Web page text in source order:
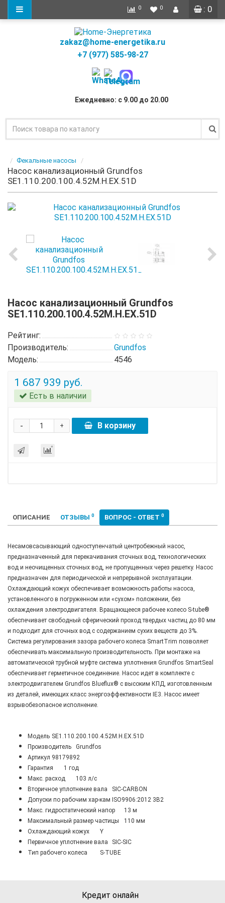
: 0
0 0
zakaz@home-energetika.ru
+7 (977) 585-98-27
Ежедневно: с 9.00 до 20.00
Фекальные насосы
Насос канализационный Grundfos
SE1.110.200.100.4.52M.H.EX.51D
Насос канализационный Grundfos
SE1.110.200.100.4.52M.H.EX.51D
Рейтинг:
Производитель:
Grundfos
Модель:
4546
1 687 939 руб.
Есть в наличии
+
- В корзину
ОПИСАНИЕ ОТЗЫВЫ 0 ВОПРОС - ОТВЕТ 0
Несамовсасывающий одноступенчатый центробежный насос,
предназначенный для перекачивания сточных вод, технологических
вод и неочищенных сточных вод, не пропущенных через решетку. Насос
предназначен для периодической и непрерывной эксплуатации.
Охлаждающий кожух обеспечивает возможность работы насоса,
установленного в погруженном или «сухом» положении, без
охлаждения электродвигателя. Вращающееся рабочее колесо S-tube®
обеспечивает свободный сферический проход твердых частиц до 80 мм
и подходит для сточных вод с содержанием сухих веществ до 3%.
Система регулирования зазора рабочего колеса SmartTrim позволяет
обеспечивать максимальную производительность. При монтаже на
автоматической трубной муфте система уплотнения Grundfos SmartSeal
обеспечивает герметичное соединение. Насос идет в комплекте с
электродвигателем Grundfos Blueflux® с высоким КПД, изготовленным
из деталей, имеющих класс энергоэффективности IE3. Насос имеет
взрывобезопасное исполнение.
Модель SE1.110.200.100.4.52M.H.EX.51D
Производитель
Grundfos
Артикул 98179892
Гарантия
1 год
Maкс. расход
103 л/с
Вторичное уплотнение вала
SIC-CARBON
Допуски по рабочим хар-кам ISO9906:2012 3B2
Макс. гидростатический напор
13 м
Максимальный размер частицы
110 мм
Охлаждающий кожух
Y
Первичное уплотнение вала
SIC-SIC
Тип рабочего колеса
S-TUBE
Кредит онлайн